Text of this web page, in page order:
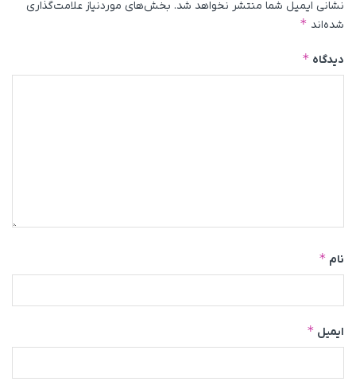
نشانی ایمیل شما منتشر نخواهد شد. بخش‌های موردنیاز علامت‌گذاری
شده‌اند *
دیدگاه *
نام *
ایمیل *